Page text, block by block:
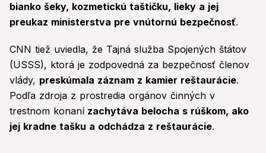
bianko šeky, kozmetickú taštičku, lieky a jej
preukaz ministerstva pre vnútornú bezpečnosť.
CNN tiež uviedla, že Tajná služba Spojených štátov
(USSS), ktorá je zodpovedná za bezpečnosť členov
vlády, preskúmala záznam z kamier reštaurácie.
Podľa zdroja z prostredia orgánov činných v
trestnom konanízachytáva belocha s rúškom, ako
jej kradne tašku a odchádza z reštaurácie.